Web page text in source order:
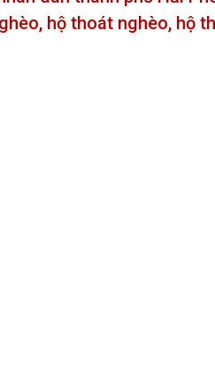
hộ thoát nghèo, hộ